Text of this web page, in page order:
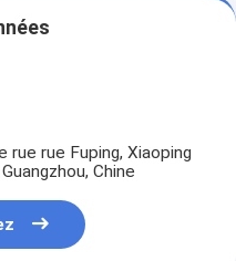
rue rue Fuping, Xiaoping
Chine